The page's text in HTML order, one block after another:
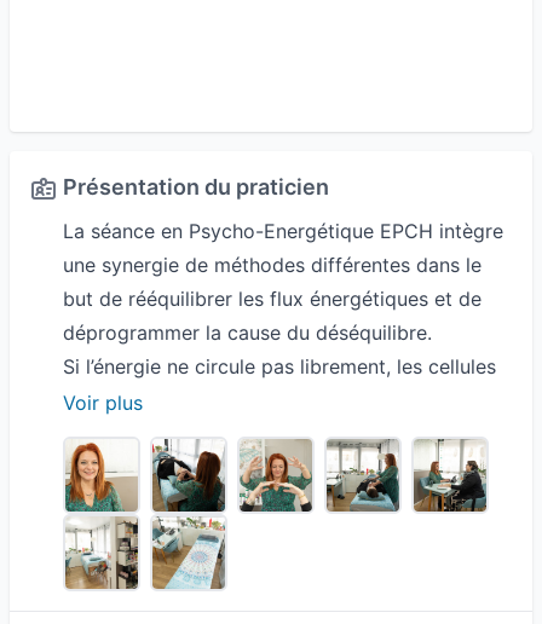
Présentation du praticien
La séance en Psycho-Energétique EPCH intègre
une synergie de méthodes différentes dans le
but de rééquilibrer les flux énergétiques et de
déprogrammer la cause du déséquilibre.
Si l’énergie ne circule pas librement, les cellules
et donc les organes vont souffrir de ce manque
d’énergie. Il s’agit également d’éliminer les
énergies négatives, les résistances pour libérer
les énergies positives.
Toutes perturbations, telles que la maladie, la
fatigue chronique, le stress, les croyances, les
Voir plus